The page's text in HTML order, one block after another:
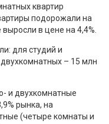
квартир
подорожали на
в цене на 4,4%.
для студий и
– 15 млн
и двухкомнатные
рынка, на
(четыре комнаты и